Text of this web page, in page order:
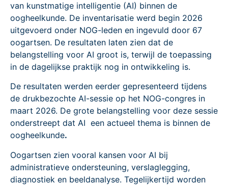
van kunstmatige intelligentie (AI) binnen de
oogheelkunde. De inventarisatie werd begin 2026
uitgevoerd onder NOG-leden en ingevuld door 67
oogartsen. De resultaten laten zien dat de
belangstelling voor AI groot is, terwijl de toepassing
in de dagelijkse praktijk nog in ontwikkeling is.
De resultaten werden eerder gepresenteerd tijdens
de drukbezochte AI-sessie op het NOG-congres in
maart 2026. De grote belangstelling voor deze sessie
onderstreept dat AI een actueel thema is binnen de
oogheelkunde.
Oogartsen zien vooral kansen voor AI bij
administratieve ondersteuning, verslaglegging,
diagnostiek en beeldanalyse. Tegelijkertijd worden